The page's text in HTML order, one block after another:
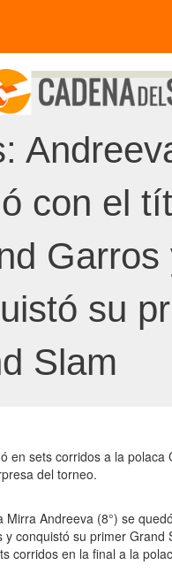
con el
Garros
su
Slam
en sets corridos a la polaca
del torneo.
Mirra Andreeva (8°) se
y conquistó su primer Grand
corridos en la final a la